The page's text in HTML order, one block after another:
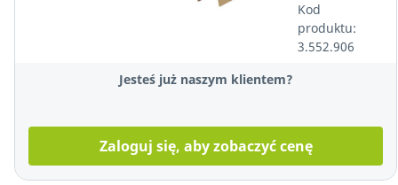
sztuk
Kod
produktu:
3.552.906
Jesteś już naszym klientem?
Zaloguj się, aby zobaczyć cenę